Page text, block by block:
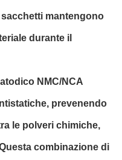
mantengono
durante il
NMC/NCA
prevenendo
le polveri chimiche,
combinazione di